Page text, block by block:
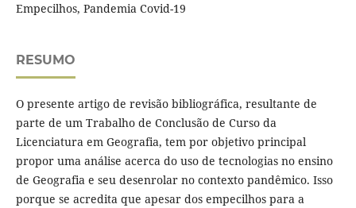
Empecilhos, Pandemia Covid-19
RESUMO
O presente artigo de revisão bibliográfica, resultante de
parte de um Trabalho de Conclusão de Curso da
Licenciatura em Geografia, tem por objetivo principal
propor uma análise acerca do uso de tecnologias no ensino
de Geografia e seu desenrolar no contexto pandêmico. Isso
porque se acredita que apesar dos empecilhos para a